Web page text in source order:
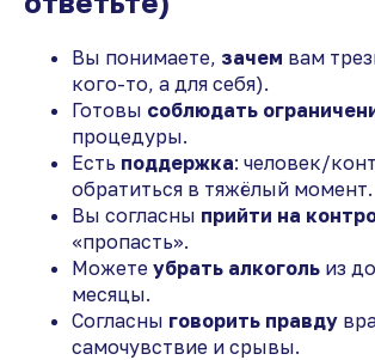
Вы понимаете, зачем вам
кого-то, а для себя).
Готовы соблюдать
процедуры.
Есть поддержка: человек/
обратиться в тяжёлый момент.
Вы согласны прийти на
«пропасть».
Можете убрать алкоголь из
месяцы.
Согласны говорить правду
самочувствие и срывы.